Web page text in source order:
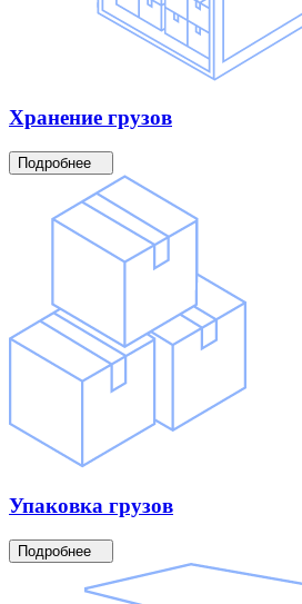
Хранение грузов
Подробнее
Упаковка грузов
Подробнее